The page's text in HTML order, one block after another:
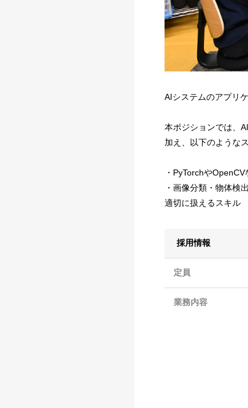
AIシステムのアプリ
本ポジションでは、
加え、以下のような
・PyTorchや
・画像分類・物体検
適切に扱えるスキル
採用情報
定員
業務内容